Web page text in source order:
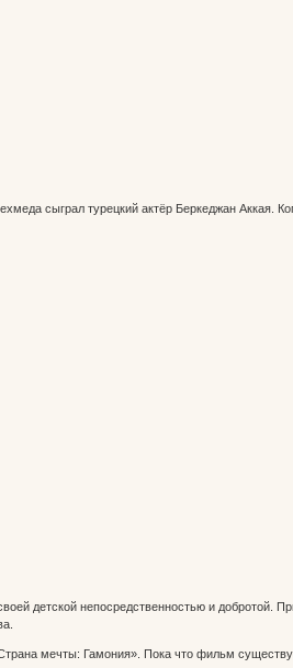
сыграл турецкий актёр Беркеджан Аккая.
детской непосредственностью и добротой.
мечты: Гамония». Пока что фильм